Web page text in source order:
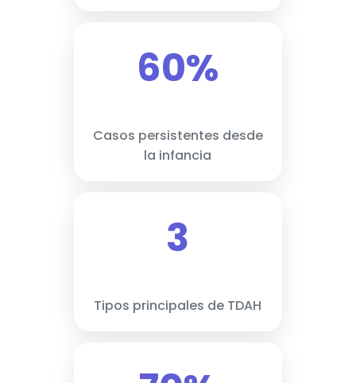
60%
Casos persistentes desde
la infancia
3
Tipos principales de TDAH